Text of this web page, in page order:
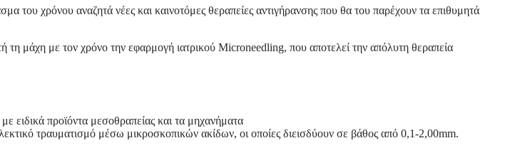
χρόνου αναζητά νέες και καινοτόμες θεραπείες αντιγήρανσης που θα του παρέχουν τα επιθυμητά
τη μάχη με τον χρόνο την εφαρμογή ιατρικού Microneedling, που αποτελεί την απόλυτη θεραπεία
ειδικά προϊόντα μεσοθραπείας και τα μηχανήματα
τραυματισμό μέσω μικροσκοπικών ακίδων, οι οποίες διεισδύουν σε βάθος από 0,1-2,00mm.